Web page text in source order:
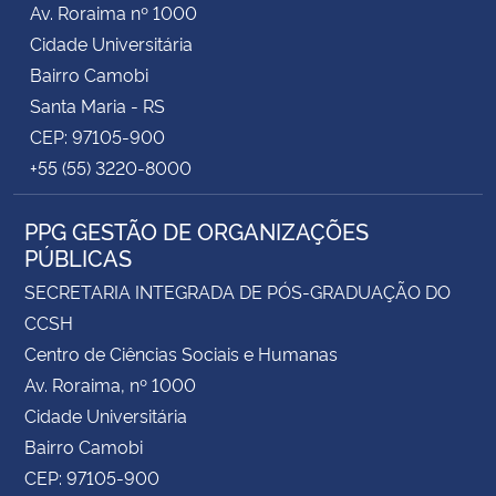
Secretaria-Geral
Secretaria de Governo
Gabinete de Segurança Institucional
Advocacia-Geral da União
Banco Central do Brasil
Planalto
Av. Roraima nº 1000
Cidade Universitária
Bairro Camobi
Santa Maria - RS
CEP: 97105-900
+55 (55) 3220-8000
PPG GESTÃO DE ORGANIZAÇÕES
PÚBLICAS
SECRETARIA INTEGRADA DE PÓS-GRADUAÇÃO DO
CCSH
Centro de Ciências Sociais e Humanas
Av. Roraima, nº 1000
Cidade Universitária
Bairro Camobi
CEP: 97105-900